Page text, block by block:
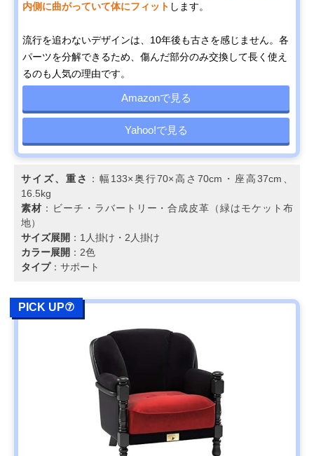
内側に曲がっていて体にフィット します。
流行を追わないデザインは、10年後も古さを感じません。各
パーツを分解できるため、傷んだ部分のみ交換して長く使え
るのも人気の理由です。
Amazonで見る
Yahoo!で見る
サイズ、重さ
：幅133×奥行70×高さ70cm・座高37cm、
16.5kg
素材 ：ビーチ・ラバートリー・合成皮革（緑はモケット布
地）
サイズ展開 ：1人掛け・2人掛け
カラー展開 ：2色
タイプ：サポート
PICK UP⑦